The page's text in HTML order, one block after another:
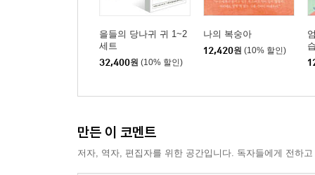
을들의 당나귀 귀 1~2
세트
32,400원 (10% 할인)
나의 복숭아
12,420원 (10% 할인)
만든 이 코멘트
저자, 역자, 편집자를 위한 공간입니다. 독자들에게 전하